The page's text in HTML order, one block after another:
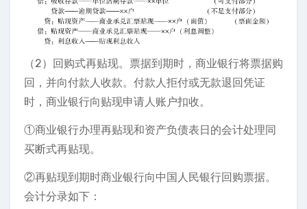
（2）回购式再贴现。票据到期时，商业银行将票据购
回，并向付款人收款。付款人拒付或无款退回凭证
时，商业银行向贴现申请人账户扣收。
①商业银行办理再贴现和资产负债表日的会计处理同
买断式再贴现。
②再贴现到期时商业银行向中国人民银行回购票据。
会计分录如下：